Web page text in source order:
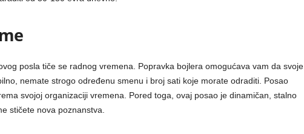
posla tiče se radnog vremena. Popravka bojlera omogućava vam da svoje
nemate strogo određenu smenu i broj sati koje morate odraditi. Posao
svojoj organizaciji vremena. Pored toga, ovaj posao je dinamičan, stalno
stičete nova poznanstva.